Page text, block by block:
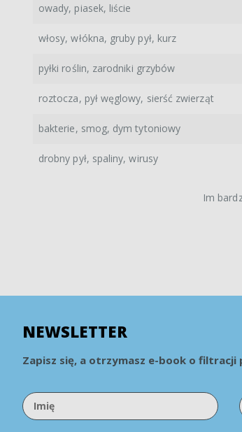
owady, piasek, liście
włosy, włókna, gruby pył, kurz
pyłki roślin, zarodniki grzybów
roztocza, pył węglowy, sierść zwierząt
bakterie, smog, dym tytoniowy
drobny pył, spaliny, wirusy
Im
NEWSLETTER
Zapisz się, a otrzymasz e-book o filtracji